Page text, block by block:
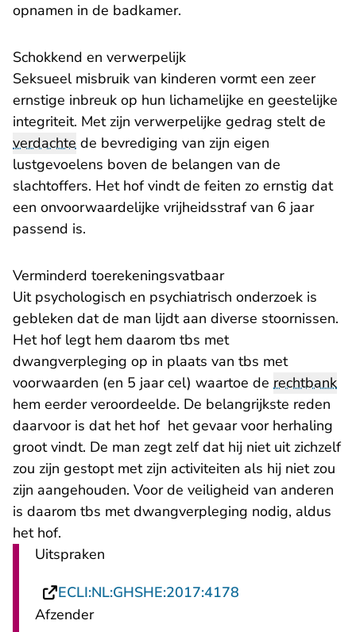
opnamen in de badkamer.
Schokkend en verwerpelijk
Seksueel misbruik van kinderen vormt een zeer
ernstige inbreuk op hun lichamelijke en geestelijke
integriteit. Met zijn verwerpelijke gedrag stelt de
verdachte de bevrediging van zijn eigen
lustgevoelens boven de belangen van de
slachtoffers. Het hof vindt de feiten zo ernstig dat
een onvoorwaardelijke vrijheidsstraf van 6 jaar
passend is.
Verminderd toerekeningsvatbaar
Uit psychologisch en psychiatrisch onderzoek is
gebleken dat de man lijdt aan diverse stoornissen.
Het hof legt hem daarom tbs met
dwangverpleging op in plaats van tbs met
voorwaarden (en 5 jaar cel) waartoe de rechtbank
hem eerder veroordeelde. De belangrijkste reden
daarvoor is dat het hof het gevaar voor herhaling
groot vindt. De man zegt zelf dat hij niet uit zichzelf
zou zijn gestopt met zijn activiteiten als hij niet zou
zijn aangehouden. Voor de veiligheid van anderen
is daarom tbs met dwangverpleging nodig, aldus
het hof.
Uitspraken
ECLI:NL:GHSHE:2017:4178
Afzender